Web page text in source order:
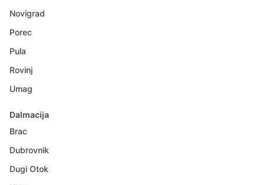
Novigrad
Porec
Pula
Rovinj
Umag
Dalmacija
Brac
Dubrovnik
Dugi Otok